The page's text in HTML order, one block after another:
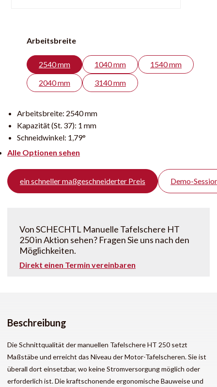
Arbeitsbreite
2540 mm 1040 mm
1540 mm
2040 mm
3140 mm
Arbeitsbreite: 2540 mm
Kapazität (St. 37): 1 mm
Schneidwinkel: 1,79°
Alle Optionen sehen
ein schneller maßgeschneiderter Preis Demo-
Von SCHECHTL Manuelle Tafelschere HT
250 in Aktion sehen? Fragen Sie uns nach den
Möglichkeiten.
Direkt einen Termin vereinbaren
Beschreibung
Die Schnittqualität der manuellen Tafelschere HT 250 setzt
Maßstäbe und erreicht das Niveau der Motor-Tafelscheren. Sie ist
überall dort einsetzbar, wo keine Stromversorgung möglich oder
erforderlich ist. Die kraftschonende ergonomische Bauweise und